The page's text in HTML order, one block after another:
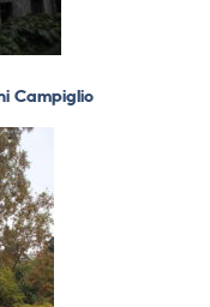
Campiglio